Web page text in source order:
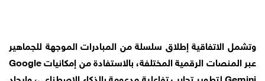
وتشمل الاتفاقية إطلاق سلسلة من المبادرات الموجهة للجماهير
عبر المنصات الرقمية المختلفة، بالاستفادة من إمكانيات Google